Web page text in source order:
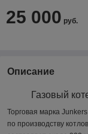
25 000 руб.
Описание
Газовый
Торговая марка
по производству